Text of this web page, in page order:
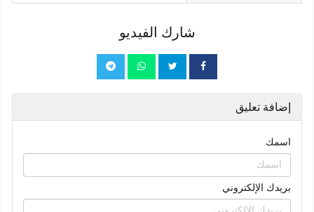
شارك الفيديو
إضافة تعليق
اسمك
بريدك الإلكتروني